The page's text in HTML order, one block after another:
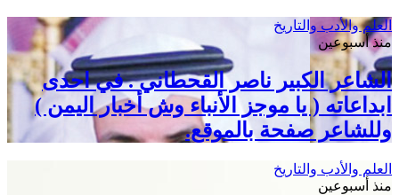
العلم والأدب والتاريخ
منذ أسبوعين
الشاعر الكبير ناصر القحطاني . في احدى
ابداعاته ( يا موجز الأنباء وش أخبار اليمن )
وللشاعر صفحة بالموقع.
العلم والأدب والتاريخ
منذ أسبوعين